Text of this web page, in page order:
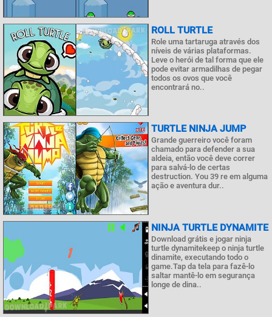
ROLL TURTLE
Role uma tartaruga através dos
níveis de várias plataformas.
Leve o herói de tal forma que ele
pode evitar armadilhas de pegar
todos os ovos que você
encontrará no..
TURTLE NINJA JUMP
Grande guerreiro você foram
chamado para defender a sua
aldeia, então você deve correr
para salvá-lo de certas
destruction. You 39 re em alguma
ação e aventura dur..
NINJA TURTLE DYNAMITE
Download grátis e jogar ninja
turtle dynamitekeep o ninja turtle
dinamite, executando todo o
game.Tap da tela para fazê-lo
saltar mantê-lo em segurança
longe de dina..